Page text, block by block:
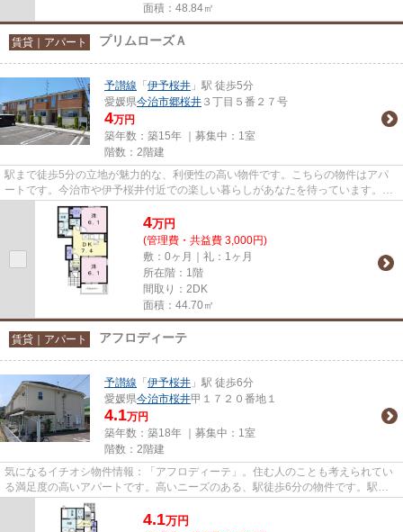
面積：48.84㎡
賃貸｜アパート プリムローズＡ
予讃線 「 伊予桜井 」駅 徒歩5分
愛媛県今治市郷桜井 ３丁目５番２７号
4万円
築年数：築15年 ｜募集中： 1室
階数：2階建
駅まで徒歩5分の立地が魅力的な、利便性の高い物件です。こちらの物件はアパ
ートです。今治市や伊予桜井付近での楽しい暮らしがあなたを待っています。素
敵なお部屋を私達と一緒に見つ...
4万円
(管理費・共益費 3,000円)
敷：0ヶ月｜礼：1ヶ月
所在階：1階
間取り：2DK
面積：44.70㎡
賃貸｜アパート アフロディーテ
予讃線 「 伊予桜井 」駅 徒歩6分
愛媛県今治市桜井甲１７２０番地１
4.1万円
築年数：築18年 ｜募集中： 1室
階数：2階建
気になるイチオシ物件情報：「アフロディーテ」。住む人のことも考えられてい
る満足度の高いアパートです。高いニーズのある、駅徒歩6分の物件です。駅周
辺の物件をお探しの方には、伊...
4.1万円